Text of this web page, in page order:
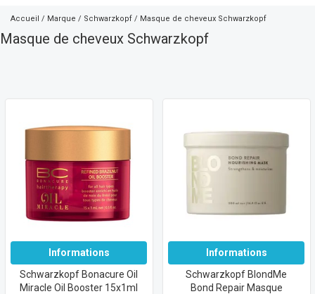
Accueil / Marque / Schwarzkopf / Masque de cheveux Schwarzkopf
Masque de cheveux Schwarzkopf
Informations
Schwarzkopf Bonacure Oil
Miracle Oil Booster 15x1ml
Informations
Schwarzkopf BlondMe
Bond Repair Masque